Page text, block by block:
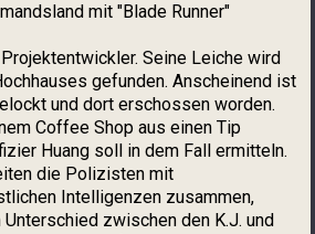
mit "Blade Runner"
Seine Leiche wird
gefunden. Anscheinend ist
und dort erschossen worden.
Coffee Shop aus einen Tip
Huang soll in dem Fall ermitteln.
die Polizisten mit
Intelligenzen zusammen,
zwischen den K.J. und